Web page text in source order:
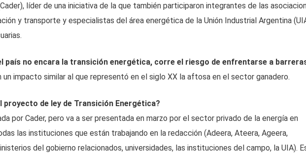
líder de una iniciativa de la que también participaron integrantes de las
y transporte y especialistas del área energética de la Unión Industrial Argentina
país no encara la transición energética, corre el riesgo de enfrentarse a
un impacto similar al que representó en el siglo XX la aftosa en el sector ganadero.
proyecto de ley de Transición Energética?
por Cader, pero va a ser presentada en marzo por el sector privado de la energía en
las instituciones que están trabajando en la redacción (Adeera, Ateera, Ageera,
del gobierno relacionados, universidades, las instituciones del campo, la UIA).